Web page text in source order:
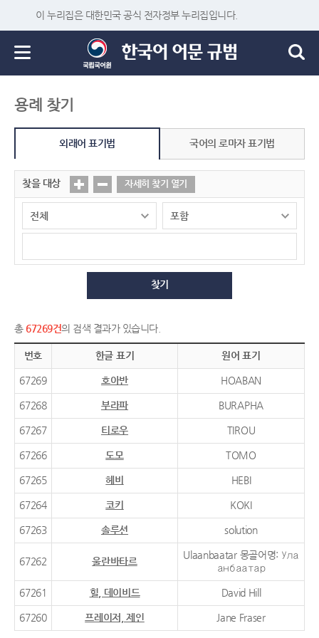
이 누리집은 대한민국 공식 전자정부 누리집입니다.
용례 찾기
외래어 표기법 국어의 로마자 표기법
찾을 대상 자세히 찾기 열기
찾기
총 67269건의 검색 결과가 있습니다.
번호 한글 표기 원어 표기
67269 호아반 HOABAN
67268 부라파 BURAPHA
67267 티로우 TIROU
67266 도모 TOMO
67265 헤비 HEBI
67264 코키 KOKI
67263 솔루션 solution
67262 울란바타르
Ulaanbaatar 몽골어명: Ула
анбаатар
67261 힐, 데이비드 David Hill
67260 프레이저, 제인 Jane Fraser